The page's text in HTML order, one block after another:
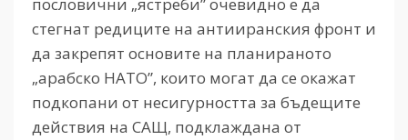
стегнат редиците на антииранския фронт и
да закрепят основите на планираното
„арабско НАТО”, които могат да се окажат
подкопани от несигурността за бъдещите
действия на САЩ, подклажданa от